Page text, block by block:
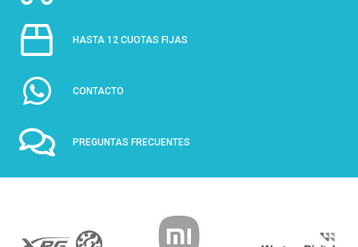
HASTA 12 CUOTAS FIJAS
CONTACTO
PREGUNTAS FRECUENTES